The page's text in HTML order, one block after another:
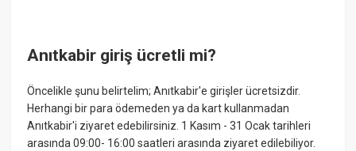
Anıtkabir giriş ücretli mi?
Öncelikle şunu belirtelim; Anıtkabir'e girişler ücretsizdir.
Herhangi bir para ödemeden ya da kart kullanmadan
Anıtkabir'i ziyaret edebilirsiniz. 1 Kasım - 31 Ocak tarihleri
arasında 09:00- 16:00 saatleri arasında ziyaret edilebiliyor.